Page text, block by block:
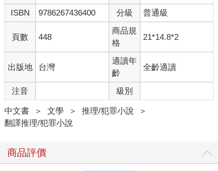
「等我去托兒所接我兒子後，會過去一趟。」她注意到她放在桌
上的手開始顫抖。她要拿什麼錢來付？沒有車，她又該怎麼
「妳說妳會過來一趟是嗎？行，我們五點關門。」他冷淡地回
幫小孩穿脫雪衣很費時，所以等瑪嘉終於用嬰兒車推著麥克斯抵
達修車廠，已經五點過後不久了。她非常緊張，當她看見巷尾的
鐵門還是開的，和她那輛在門口停得稍微突出的車頭時，不由得
鬆一大口氣。雪積到了車輪鋁圈。
她趕上了。「我的車！」麥克斯大叫。他好愛那輛車。
兩人經過籬笆時，她看見一雙男人的腿從車後頭露出來。
好奇怪！他為什麼在這種天氣躺在雪裡？她只來得及這麼想，一
飛，也把她拋到後方幾公尺之外。
等她最後終於能站起來，周遭盡是一片火海和煙霧。眼前的修車
ISBN
9786267436400 分級 普通級
頁數 448
商品規
格
21*14.8*2
出版地 台灣
適讀年
齡
全齡適讀
注音 級別
中文書 ＞ 文學 ＞ 推理/犯罪小說
＞
翻譯推理/犯罪小說
商品評價